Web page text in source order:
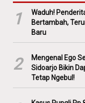
1
Waduh!
Bertambah,
Baru
2
Mengenal Ego
Sidoarjo Bikin
Tetap Ngebul!